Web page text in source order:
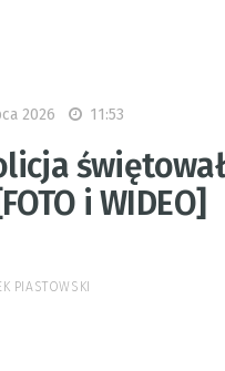
2026 11:53
i WIDEO]
PIASTOWSKI